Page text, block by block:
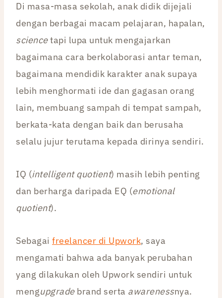
Di masa-masa sekolah, anak didik dijejali
dengan berbagai macam pelajaran, hapalan,
sciencetapi lupa untuk mengajarkan
bagaimana cara berkolaborasi antar teman,
bagaimana mendidik karakter anak supaya
lebih menghormati ide dan gagasan orang
lain, membuang sampah di tempat sampah,
berkata-kata dengan baik dan berusaha
selalu jujur terutama kepada dirinya sendiri.
IQ (intelligent quotient) masih lebih penting
dan berharga daripada EQ (emotional
quotient).
Sebagai freelancer di Upwork, saya
mengamati bahwa ada banyak perubahan
yang dilakukan oleh Upwork sendiri untuk
mengupgradebrand serta awarenessnya.